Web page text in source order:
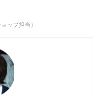
ップ担当）